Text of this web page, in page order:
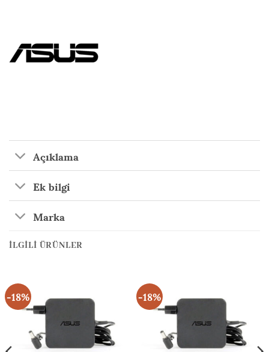
Açıklama
Ek bilgi
Marka
İLGILI ÜRÜNLER
-18% -18%